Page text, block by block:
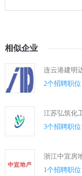
相似企业
连云港建明
2个招聘职位
江苏弘筑化
3个招聘职位
浙江中宜房
1个招聘职位